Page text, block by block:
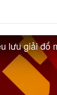
lưu giải đố